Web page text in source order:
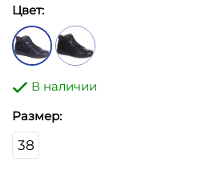
Цвет:
В наличии
Размер:
38